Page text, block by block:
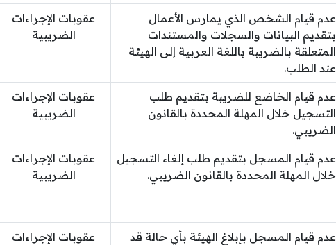
عدم قيام الشخص الذي يمارس الأعمال
بتقديم البيانات والسجلات والمستندات
المتعلقة بالضريبة باللغة العربية إلى الهيئة
عند الطلب.
عقوبات الإجراءات
الضريبية
عدم قيام الخاضع للضريبة بتقديم طلب
التسجيل خلال المهلة المحددة بالقانون
الضريبي.
عقوبات الإجراءات
الضريبية
عدم قيام المسجل بتقديم طلب إلغاء التسجيل
خلال المهلة المحددة بالقانون الضريبي.
عقوبات الإجراءات
الضريبية
عدم قيام المسجل بإبلاغ الهيئة بأي حالة قد
عقوبات الإجراءات